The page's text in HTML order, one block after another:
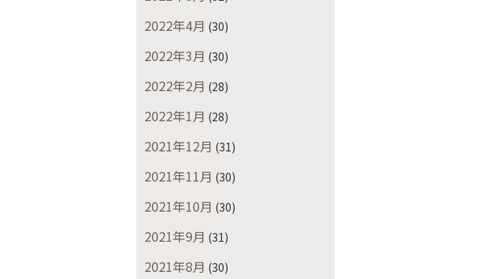
2022年4月 (30)
2022年3月 (30)
2022年2月 (28)
2022年1月 (28)
2021年12月 (31)
2021年11月 (30)
2021年10月 (30)
2021年9月 (31)
2021年8月 (30)